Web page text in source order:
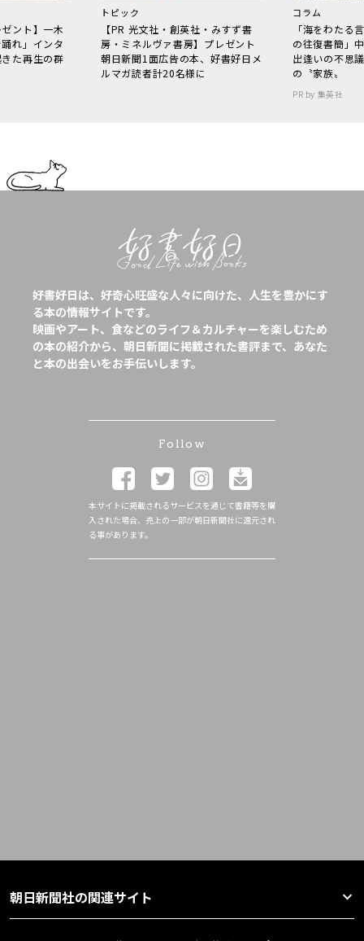
ント】一木
れ」インタ
た再生の群
トピック
【PR 光文社・創英社・みすず書
房・ミネルヴァ書房】プレゼント
朝日新聞1面広告の本、好書好日メ
ルマガ読者計20名様に
コラム
「海をわた
の往復書簡」
出逢いの不思
の〝家族〟
PR by 集英社
好書好日は、好奇心旺盛な人々に向けた、人生を豊かにす
る本の情報サイトです。
映画やアート、食などのライフ＆カルチャーを楽しむため
の本の紹介から、朝日新聞に掲載された書評まで、あなた
と本の出会いをお手伝いします。
Follow
本サイトに掲載されるサービスを通じて書籍等を購
入された場合、売上の一部が朝日新聞社に還元され
る事があります。
朝日新聞社の関連サイト